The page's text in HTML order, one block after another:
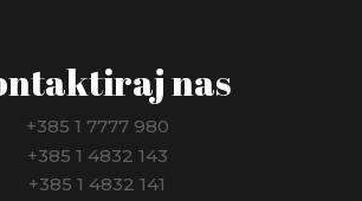
nas
+385 1 7777 980
+385 1 4832 143
+385 1 4832 141